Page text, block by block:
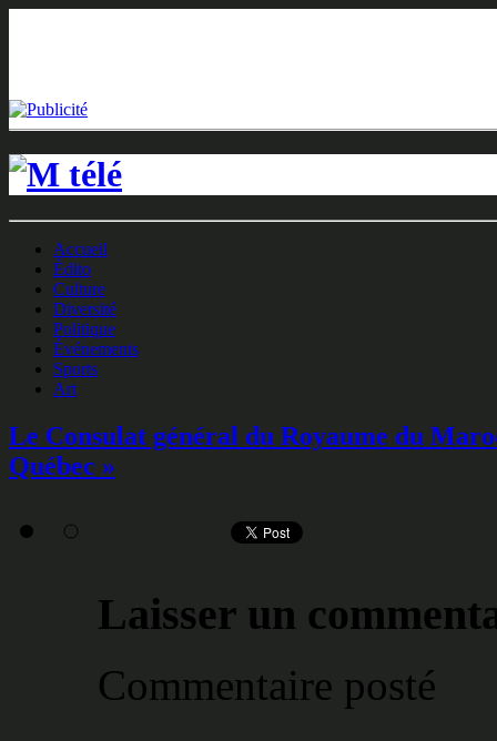
Accueil
Édito
Culture
Diversité
Politique
Événements
Sports
Art
Le Consulat général du Royaume du
Québec »
Laisser un
Commentaire posté